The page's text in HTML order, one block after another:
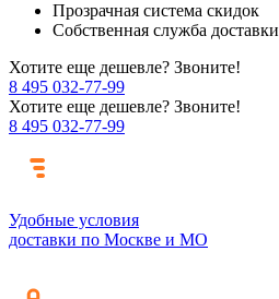
Прозрачная система скидок
Собственная служба доставки
Хотите еще дешевле? Звоните!
8 495 032-77-99
Хотите еще дешевле? Звоните!
8 495 032-77-99
Удобные условия
доставки по Москве и МО